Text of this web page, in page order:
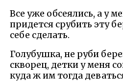
Все уже обсеялись, а у
придется срубить эту
себе сделать.
Голубушка, не руби
скворец, детки у меня
куда ж им тогда